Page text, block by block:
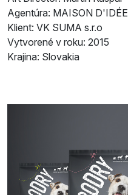
Agentúra: MAISON D'IDÉE
Klient: VK SUMA s.r.o
Vytvorené v roku: 2015
Krajina: Slovakia